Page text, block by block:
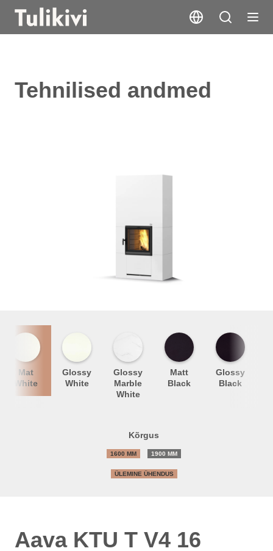
Tehnilised andmed
Mat
White
Glossy
White
Glossy
Marble
White
Matt
Black
Glossy
Black
Kõrgus
1600 MM 1900 MM
ÜLEMINE ÜHENDUS
Aava KTU T V4 16